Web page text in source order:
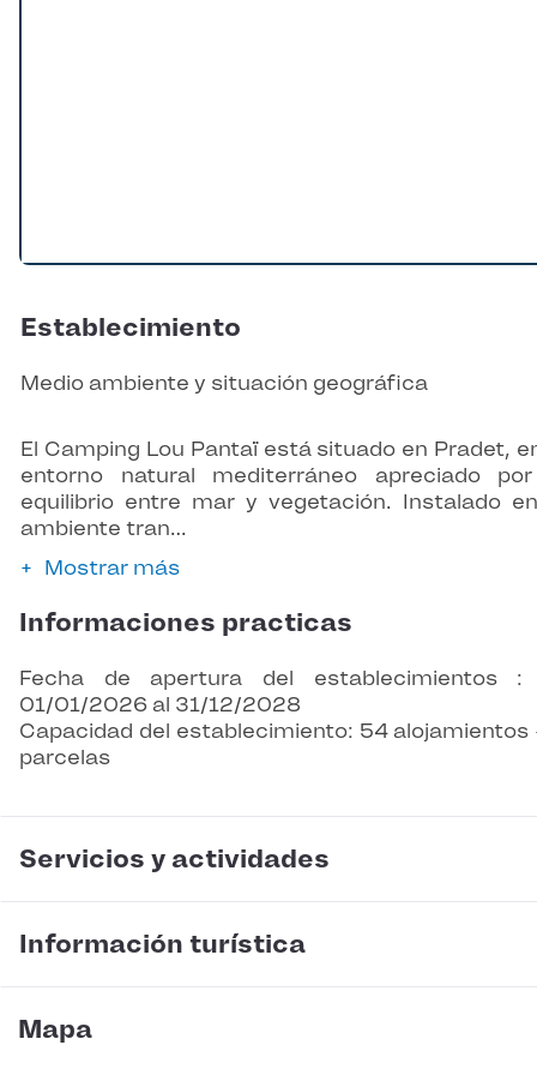
Establecimiento
Medio ambiente y situación geográfica
El Camping Lou Pantaï está situado en Pradet,
entorno natural mediterráneo apreciado
equilibrio entre mar y vegetación. Instalado
ambiente tran…
Mostrar más
Informaciones practicas
Fecha de apertura del establecimientos :
01/01/2026 al 31/12/2028
Capacidad del establecimiento: 54 alojamientos
parcelas
Servicios y actividades
Información turística
Mapa